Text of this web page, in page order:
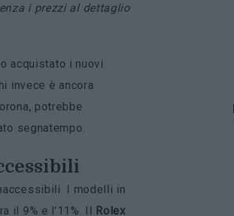
i prezzi al dettaglio
acquistato i nuovi
invece è ancora
potrebbe
segnatempo.
I modelli in
il 9% e l’11%. Il
Rolex